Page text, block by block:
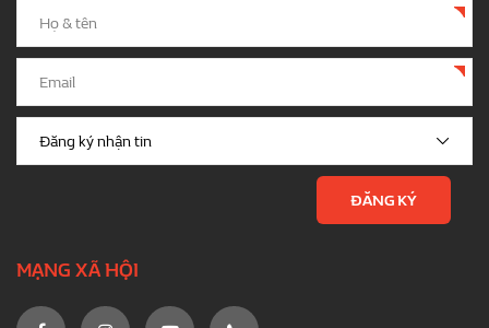
MẠNG XÃ HỘI